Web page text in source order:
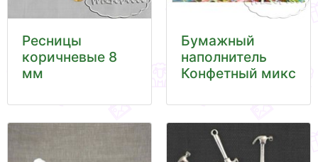
Ресницы
коричневые 8
мм
Бумажный
наполнитель
Конфетный микс